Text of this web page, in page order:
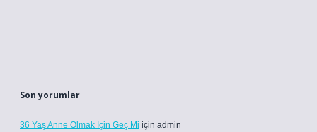
Son yorumlar
36 Yaş Anne Olmak Için Geç Mi için admin